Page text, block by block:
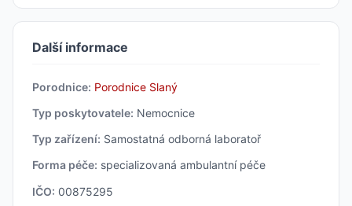
Další informace
Porodnice: Porodnice Slaný
Typ poskytovatele: Nemocnice
Typ zařízení: Samostatná odborná laboratoř
Forma péče: specializovaná ambulantní péče
IČO: 00875295